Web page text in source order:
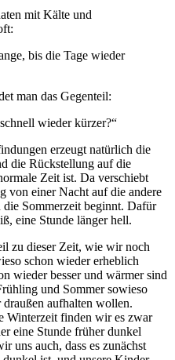
mit Kälte und
bis die Tage wieder
man das Gegenteil:
wieder kürzer?“
erzeugt natürlich die
die Rückstellung auf die
Zeit ist. Da verschiebt
von einer Nacht auf die andere
Sommerzeit beginnt. Dafür
eine Stunde länger hell.
zu dieser Zeit, wie wir noch
schon wieder erheblich
wieder besser und wärmer sind
und Sommer sowieso
draußen aufhalten wollen.
Winterzeit finden wir es zwar
eine Stunde früher dunkel
uns auch, dass es zunächst